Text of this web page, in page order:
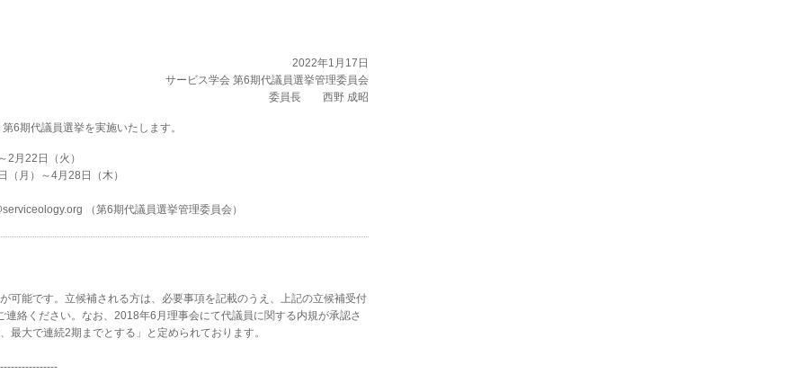
2022年1月17日
サービス学会 第6期代議員選挙管理委員会
委員長 西野 成昭
6期代議員選挙を実施いたします。
2月22日（火）
月）～4月28日（木）
（第6期代議員選挙管理委員会）
可能です。立候補される方は、必要事項を記載のうえ、上記の立候補受付
絡ください。なお、2018年6月理事会にて代議員に関する内規が承認さ
最大で連続2期までとする」と定められております。